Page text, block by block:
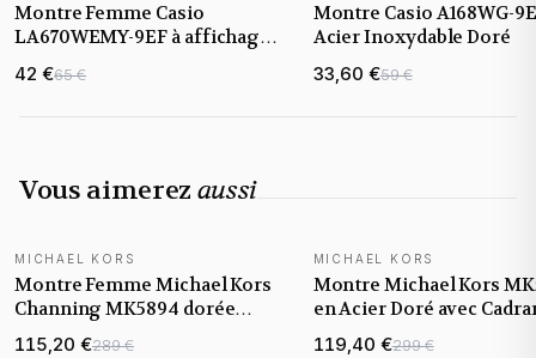
Montre Femme Casio
LA670WEMY-9EF à affichage
digital et maille milanaise
dorée
42 €65 €
Montre Casio A168WG-
Acier Inoxydable Doré
33,60 €59 €
Vous aimerez aussi
MICHAEL KORS
Montre Femme Michael Kors
Channing MK5894 dorée
cadran turquoise
115,20 €289 €
MICHAEL KORS
Montre Michael Kors
en Acier Doré avec
Champagne et Strass
119,40 €299 €